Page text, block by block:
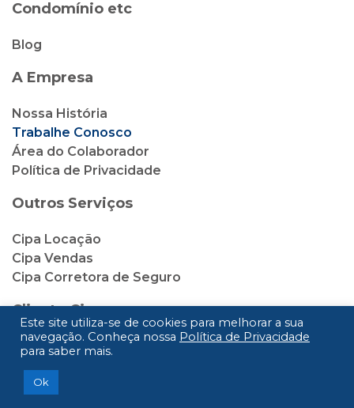
Condomínio etc
Blog
A Empresa
Nossa História
Trabalhe Conosco
Área do Colaborador
Política de Privacidade
Outros Serviços
Cipa Locação
Cipa Vendas
Cipa Corretora de Seguro
Cliente Cipa
2ª via de Boleto
Ouvidoria
Este site utiliza-se de cookies para melhorar a sua
navegação. Conheça nossa Política de Privacidade
para saber mais.
Ok